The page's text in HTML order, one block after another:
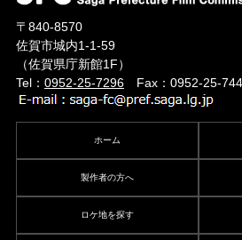
〒840-8570
佐賀市城内1-1-59
（佐賀県庁新館1F）
Tel： 0952-25-7296Fax：0952-25-
ホーム
製作者の方へ
ロケ地を探す